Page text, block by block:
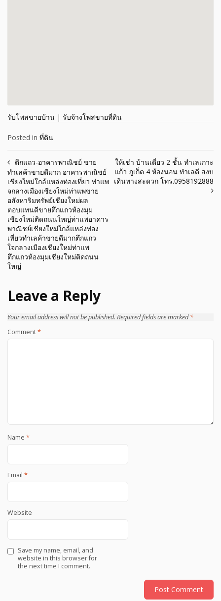
รับโพสขายบ้าน | รับจ้างโพสขายที่ดิน
Posted in ที่ดิน
Post
navigation
ตึกแถว-อาคารพาณิชย์ ขาย
ทำเลค้าขายดีมาก อาคารพาณิชย์
เชียงใหม่ใกล้แหล่งท่องเที่ยว ท่าแพ
จกลางเมืองเชียงใหม่ท่าแพขาย
อสังหาริมทรัพย์เชียงใหม่ผล
ตอบแทนดีขายตึกแถวห้องมุม
เชียงใหม่ติดถนนใหญ่ท่าแพอาคาร
พาณิชย์เชียงใหม่ใกล้แหล่งท่อง
เที่ยวทำเลค้าขายดีมากตึกแถว
ใจกลางเมืองเชียงใหม่ท่าแพ
ตึกแถวห้องมุมเชียงใหม่ติดถนน
ใหญ่
ให้เช่า บ้านเดี่ยว 2 ชั้น ทำเลเกาะ
แก้ว ภูเก็ต 4 ห้องนอน ทำเลดี สงบ
เดินทางสะดวก โทร.0958192888
Leave a Reply
Your email address will not be published. Required fields are marked*
Comment*
Name *
Email *
Website
Save my name, email, and
website in this browser for
the next time I comment.